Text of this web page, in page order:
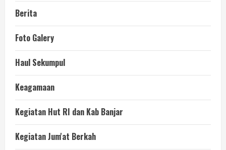
Berita
Foto Galery
Haul Sekumpul
Keagamaan
Kegiatan Hut RI dan Kab Banjar
Kegiatan Jum'at Berkah